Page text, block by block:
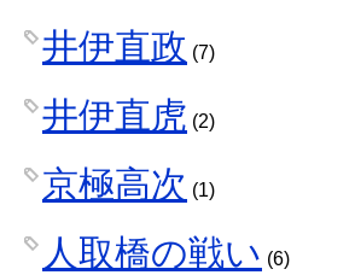
井伊直政 (7)
井伊直虎 (2)
京極高次 (1)
人取橋の戦い (6)